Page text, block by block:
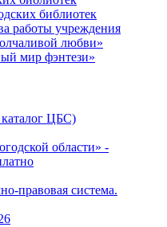
библиотек
работы учреждения
любви»
мир фэнтези»
ЦБС)
области» -
правовая система.